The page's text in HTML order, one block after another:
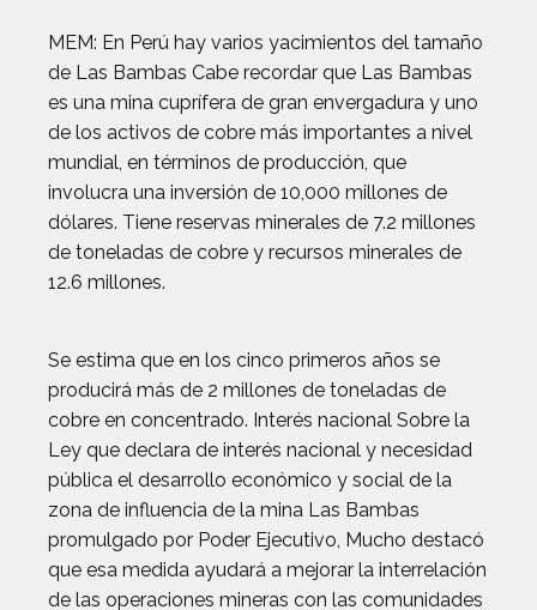
MEM: En Perú hay varios yacimientos del tamaño
de Las Bambas Cabe recordar que Las Bambas
es una mina cuprífera de gran envergadura y uno
de los activos de cobre más importantes a nivel
mundial, en términos de producción, que
involucra una inversión de 10,000 millones de
dólares. Tiene reservas minerales de 7.2 millones
de toneladas de cobre y recursos minerales de
12.6 millones.
Se estima que en los cinco primeros años se
producirá más de 2 millones de toneladas de
cobre en concentrado. Interés nacional Sobre la
Ley que declara de interés nacional y necesidad
pública el desarrollo económico y social de la
zona de influencia de la mina Las Bambas
promulgado por Poder Ejecutivo, Mucho destacó
que esa medida ayudará a mejorar la interrelación
de las operaciones mineras con las comunidades